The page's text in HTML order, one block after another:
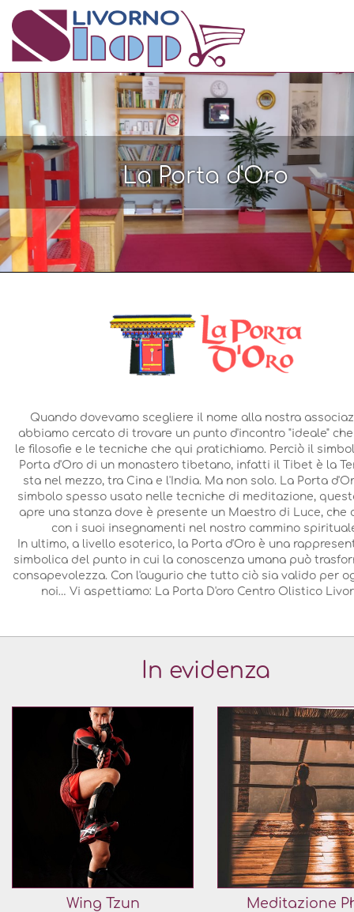
La Porta d'Oro
Quando dovevamo scegliere il nome alla nostra
abbiamo cercato di trovare un punto d'incontro "ideale"
le filosofie e le tecniche che qui pratichiamo. Perciò il
Porta d'Oro di un monastero tibetano, infatti il Tibet è la
sta nel mezzo, tra Cina e l'India. Ma non solo. La Porta
simbolo spesso usato nelle tecniche di meditazione,
apre una stanza dove è presente un Maestro di Luce, che
con i suoi insegnamenti nel nostro cammino
In ultimo, a livello esoterico, la Porta d'Oro è una
simbolica del punto in cui la conoscenza umana può
consapevolezza. Con l'augurio che tutto ciò sia valido per
noi… Vi aspettiamo: La Porta D'oro Centro Olistico
In evidenza
Wing Tzun Meditazione